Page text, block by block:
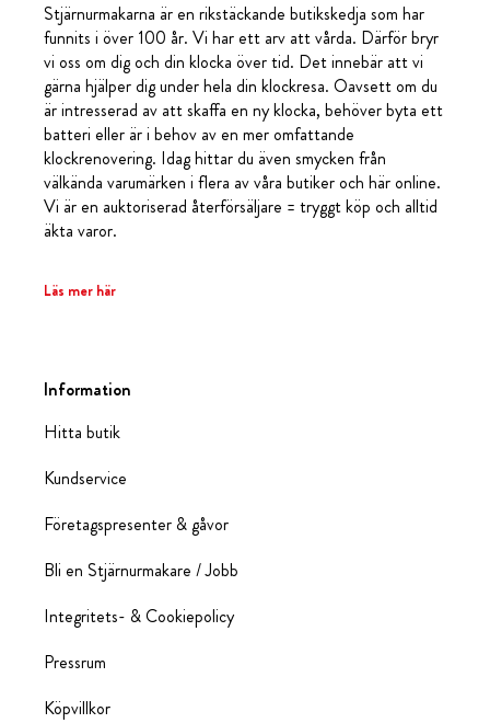
Stjärnurmakarna är en rikstäckande butikskedja som har
funnits i över 100 år. Vi har ett arv att vårda. Därför bryr
vi oss om dig och din klocka över tid. Det innebär att vi
gärna hjälper dig under hela din klockresa. Oavsett om du
är intresserad av att skaffa en ny klocka, behöver byta ett
batteri eller är i behov av en mer omfattande
klockrenovering. Idag hittar du även smycken från
välkända varumärken i flera av våra butiker och här online.
Vi är en auktoriserad återförsäljare = tryggt köp och alltid
äkta varor.
Läs mer här
Information
Hitta butik
Kundservice
Företagspresenter & gåvor
Bli en Stjärnurmakare / Jobb
Integritets- & Cookiepolicy
Pressrum
Köpvillkor